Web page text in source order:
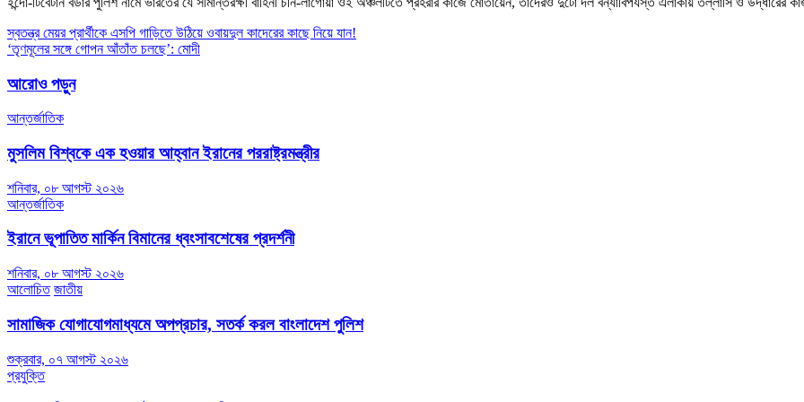
Post
navigation
স্বতন্ত্র মেয়র প্রার্থীকে এসপি গাড়িতে উঠিয়ে ওবায়দুল কাদেরের কাছে নিয়ে যান!
‘তৃণমূলের সঙ্গে গোপন আঁতাঁত চলছে’: মোদী
আরোও পড়ুন
আন্তর্জাতিক
মুসলিম বিশ্বকে এক হওয়ার আহ্বান ইরানের পররাষ্ট্রমন্ত্রীর
শনিবার, ০৮ আগস্ট ২০২৬
আন্তর্জাতিক
ইরানে ভূপাতিত মার্কিন বিমানের ধ্বংসাবশেষের প্রদর্শনী
শনিবার, ০৮ আগস্ট ২০২৬
আলোচিত জাতীয়
সামাজিক যোগাযোগমাধ্যমে অপপ্রচার, সতর্ক করল বাংলাদেশ পুলিশ
শুক্রবার, ০৭ আগস্ট ২০২৬
প্রযুক্তি